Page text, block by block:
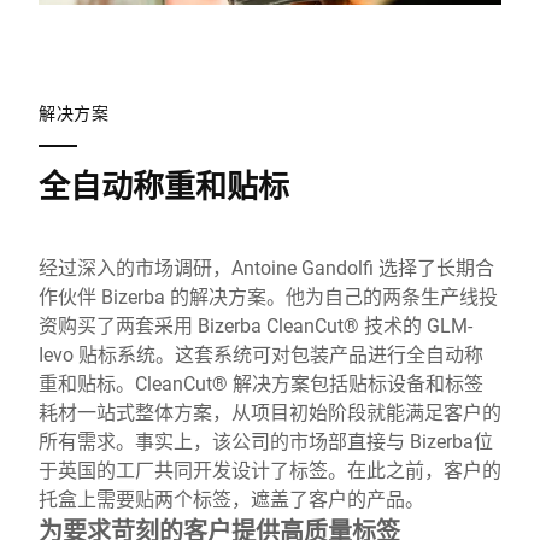
解决方案
全自动称重和贴标
经过深入的市场调研，Antoine Gandolfi 选择了长期合
作伙伴 Bizerba 的解决方案。他为自己的两条生产线投
资购买了两套采用 Bizerba CleanCut® 技术的 GLM-
Ievo 贴标系统。这套系统可对包装产品进行全自动称
重和贴标。CleanCut® 解决方案包括贴标设备和标签
耗材一站式整体方案，从项目初始阶段就能满足客户的
所有需求。事实上，该公司的市场部直接与 Bizerba位
于英国的工厂共同开发设计了标签。在此之前，客户的
托盒上需要贴两个标签，遮盖了客户的产品。
为要求苛刻的客户提供高质量标签